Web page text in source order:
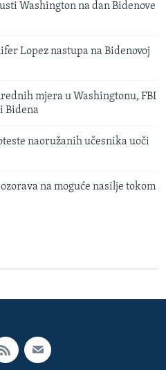
Washington na dan Bidenove
Lopez nastupa na Bidenovoj
mjera u Washingtonu, FBI
Bidena
naoružanih učesnika uoči
na moguće nasilje tokom